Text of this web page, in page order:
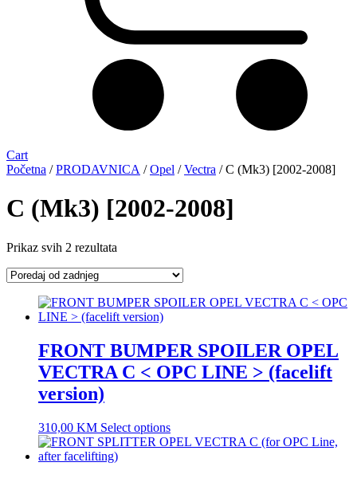
Cart
Početna /PRODAVNICA /Opel /Vectra / C (Mk3) [2002-2008]
C (Mk3) [2002-2008]
Prikaz svih 2 rezultata
FRONT BUMPER SPOILER OPEL
VECTRA C < OPC LINE > (facelift
version)
310,00 KM Select options